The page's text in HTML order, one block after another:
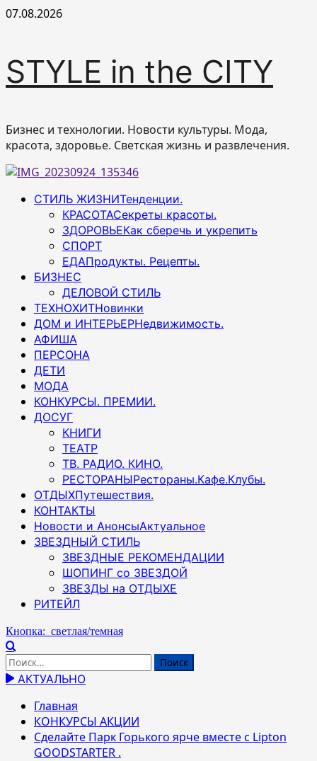
Перейти
07.08.2026
STYLE in the CITY
Бизнес и технологии. Новости культуры. Мода,
красота, здоровье. Светская жизнь и развлечения.
Основное
СТИЛЬ ЖИЗНИТенденции.
КРАСОТАСекреты красоты.
ЗДОРОВЬЕКак сберечь и укрепить
СПОРТ
ЕДАПродукты. Рецепты.
БИЗНЕС
ДЕЛОВОЙ СТИЛЬ
ТЕХНОХИТНовинки
ДОМ и ИНТЕРЬЕРНедвижимость.
АФИША
ПЕРСОНА
ДЕТИ
МОДА
КОНКУРСЫ. ПРЕМИИ.
ДОСУГ
КНИГИ
ТЕАТР
ТВ. РАДИО. КИНО.
РЕСТОРАНЫРестораны.Кафе.Клубы.
ОТДЫХПутешествия.
КОНТАКТЫ
Новости и АнонсыАктуальное
ЗВЕЗДНЫЙ СТИЛЬ
ЗВЕЗДНЫЕ РЕКОМЕНДАЦИИ
ШОПИНГ со ЗВЕЗДОЙ
ЗВЕЗДЫ на ОТДЫХЕ
РИТЕЙЛ
Кнопка: светлая/темная
Найти:
АКТУАЛЬНО
Главная
КОНКУРСЫ АКЦИИ
Сделайте Парк Горького ярче вместе с Lipton
GOODSTARTER .